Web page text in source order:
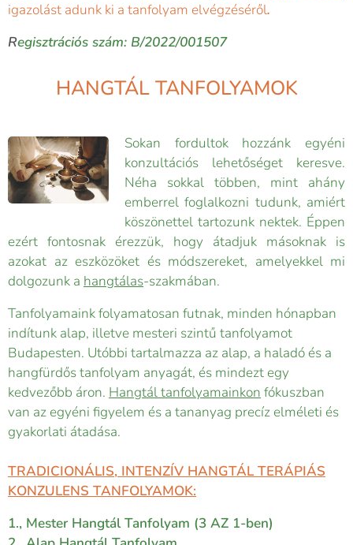
igazolást adunk ki a tanfolyam elvégzéséről.
Regisztrációs szám: B/2022/001507
HANGTÁL TANFOLYAMOK
Sokan fordultok hozzánk egyéni
konzultációs lehetőséget keresve.
Néha sokkal többen, mint ahány
emberrel foglalkozni tudunk, amiért
köszönettel tartozunk nektek. Éppen
ezért fontosnak érezzük, hogy átadjuk másoknak is
azokat az eszközöket és módszereket, amelyekkel mi
dolgozunk a hangtálas-szakmában.
Tanfolyamaink folyamatosan futnak, minden hónapban
indítunk alap, illetve mesteri szintű tanfolyamot
Budapesten. Utóbbi tartalmazza az alap, a haladó és a
hangfürdős tanfolyam anyagát, és mindezt egy
kedvezőbb áron. Hangtál tanfolyamainkon fókuszban
van az egyéni figyelem és a tananyag precíz elméleti és
gyakorlati átadása.
TRADICIONÁLIS, INTENZÍV HANGTÁL TERÁPIÁS
KONZULENS TANFOLYAMOK:
1., Mester Hangtál Tanfolyam (3 AZ 1-ben)